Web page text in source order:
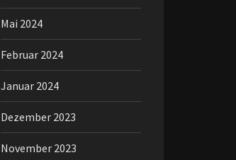
Mai 2024
Februar 2024
Januar 2024
Dezember 2023
November 2023